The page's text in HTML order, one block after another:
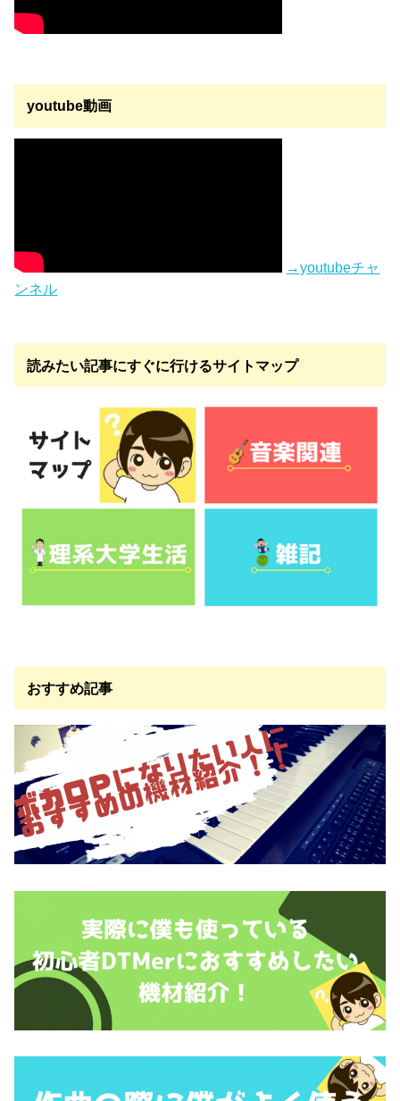
youtube動画
→youtubeチャ
ンネル
読みたい記事にすぐに行けるサイトマップ
おすすめ記事